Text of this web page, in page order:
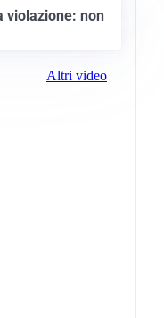
violazione: non
Altri video